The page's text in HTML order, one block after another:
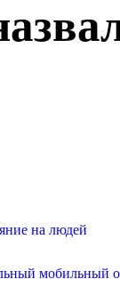
на людей
мобильный